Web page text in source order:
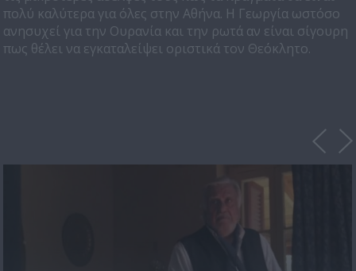
πολύ καλύτερα για όλες στην Αθήνα. Η Γεωργία ωστόσο
ανησυχεί για την Ουρανία και την ρωτά αν είναι σίγουρη
πως θέλει να εγκαταλείψει οριστικά τον Θεόκλητο.